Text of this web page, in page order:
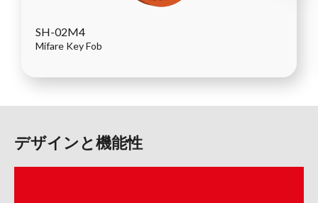
SH-02M4
Mifare Key Fob
デザインと機能性